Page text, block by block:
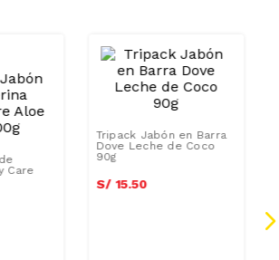
Care
Tripack Jabón en Barra
Dove Leche de Coco
90g
S/ 15.50